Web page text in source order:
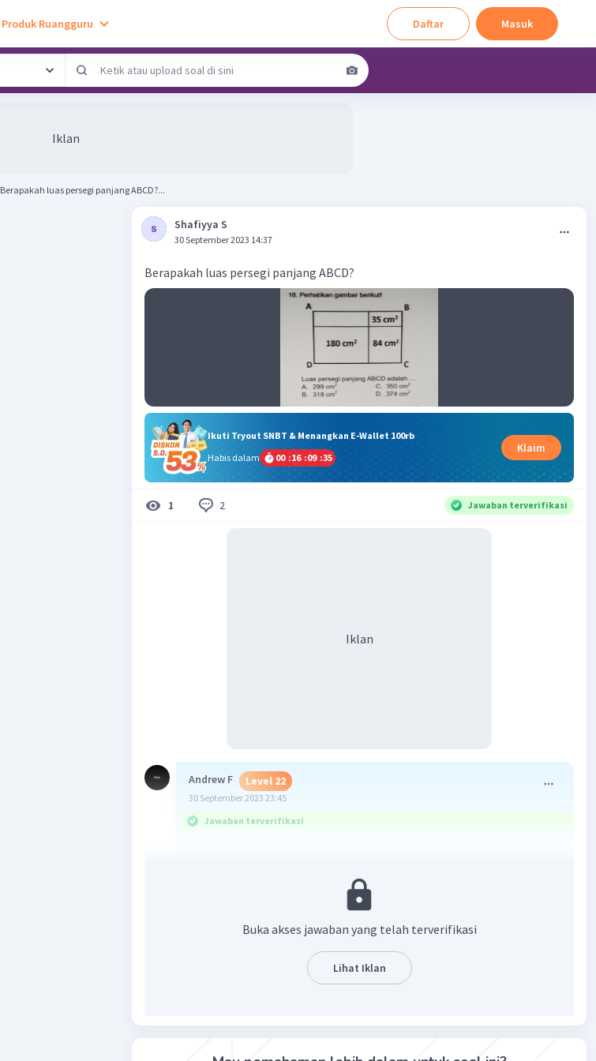
Produk Ruangguru Daftar Masuk
Iklan
Berapakah luas persegi panjang ABCD?...
Shafiyya S
30 September 2023 14:37
Berapakah luas persegi panjang ABCD?
Ikuti Tryout SNBT & Menangkan E-Wallet 100rb
Habis dalam
00 :16 :09 :35
Klaim
1 2 Jawaban terverifikasi
Iklan
Andrew F Level 22
30 September 2023 23:45
Jawaban terverifikasi
Buka akses jawaban yang telah terverifikasi
Lihat Iklan